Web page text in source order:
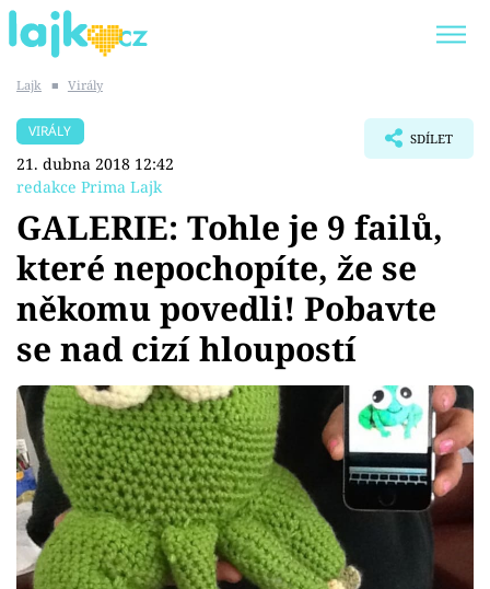
SHOPAHOLICADEL
Témata
Showbyznys
Youtubeři
Virály
Sex a vztahy
Videa
Lajk ■ Virály
VIRÁLY
21. dubna 2018 12:42
redakce Prima Lajk
SDÍLET
GALERIE: Tohle je 9 failů,
které nepochopíte, že se
někomu povedli! Pobavte
se nad cizí hloupostí